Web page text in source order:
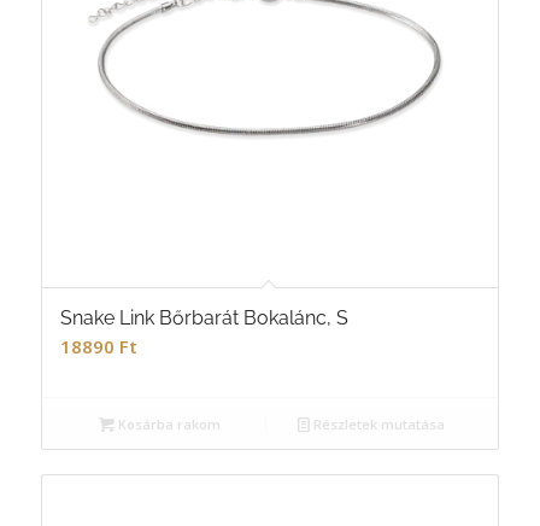
Snake Link Bőrbarát Bokalánc, S
18890 Ft
Kosárba rakom Részletek mutatása